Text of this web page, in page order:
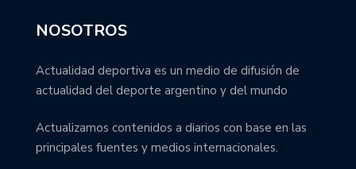
NOSOTROS
Actualidad deportiva es un medio de difusión de
actualidad del deporte argentino y del mundo
Actualizamos contenidos a diarios con base en las
principales fuentes y medios internacionales.